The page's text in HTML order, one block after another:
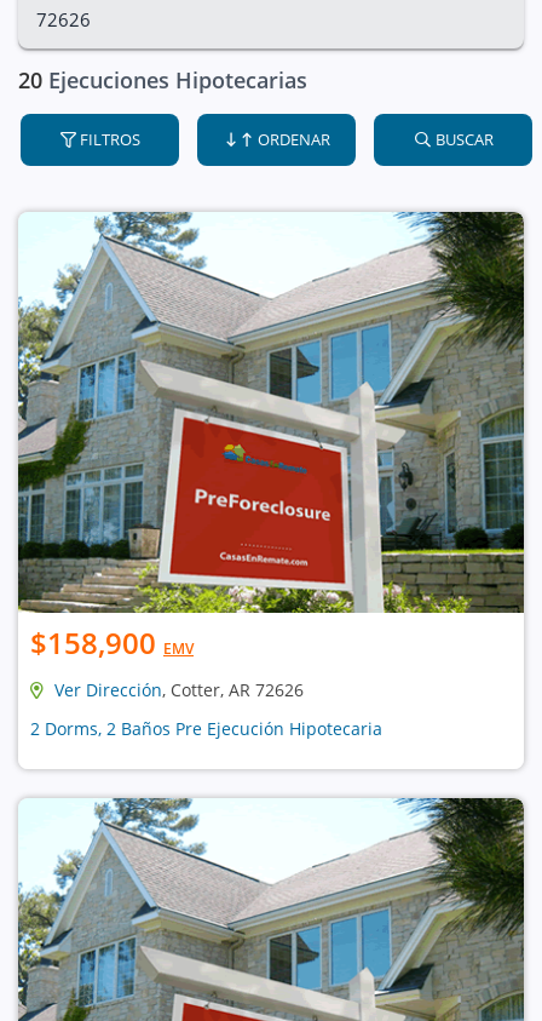
72626
20 Ejecuciones Hipotecarias
FILTROS ORDENAR BUSCAR
$158,900 EMV
Ver Dirección, Cotter, AR 72626
2 Dorms, 2 Baños Pre Ejecución Hipotecaria